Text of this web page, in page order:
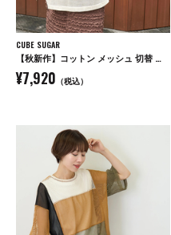
CUBE SUGAR
【秋新作】コットン メッシュ 切替 ビッグパーカー
¥7,920 （税込）